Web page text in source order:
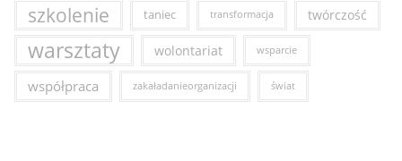
szkolenie taniec transformacja twórczość
warsztaty wolontariat wsparcie
współpraca zakaładanieorganizacji świat